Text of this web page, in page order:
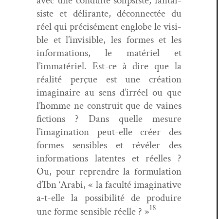
siste et déli­rante, décon­nec­tée du
réel qui pré­cisé­ment englobe le vis­i­
ble et l’invisible, les formes et les
infor­ma­tions, le matériel et
l’immatériel. Est-ce à dire que la
réal­ité perçue est une créa­tion
imag­i­naire au sens d’irréel ou que
l’homme ne con­stru­it que de vaines
fic­tions ? Dans quelle mesure
l’imagination peut-elle créer des
formes sen­si­bles et révéler des
infor­ma­tions latentes et réelles ?
Ou, pour repren­dre la for­mu­la­tion
d’Ibn ‘Ara­bi, « la fac­ulté imag­i­na­tive
a‑t-elle la pos­si­bil­ité de pro­duire
une forme sen­si­ble réelle ? »18